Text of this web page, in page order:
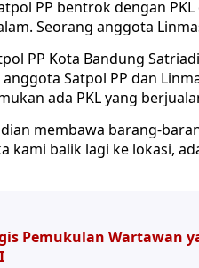
PP bentrok dengan
Seorang anggota
PP Kota Bandung
anggota Satpol PP dan
ada PKL yang
membawa barang-
kami balik lagi ke lokasi,
Pemukulan Wartawan